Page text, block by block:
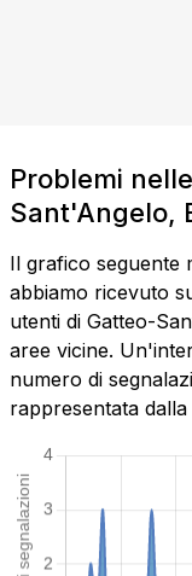
Problemi
Sant'Angelo,
Il grafico seguente
abbiamo ricevuto
utenti di Gatteo-
aree vicine.
numero di
rappresentata